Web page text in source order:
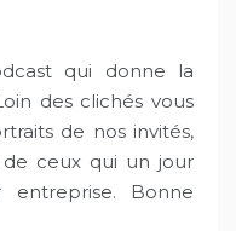
qui donne la
des clichés vous
de nos invités,
ceux qui un jour
Bonne